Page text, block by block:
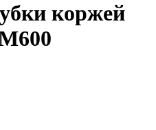
коржей